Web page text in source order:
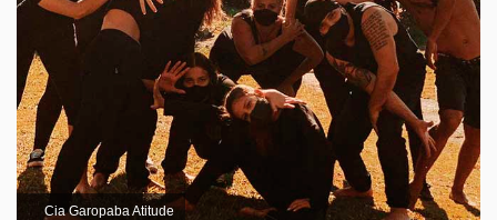
Cia Garopaba Atitude